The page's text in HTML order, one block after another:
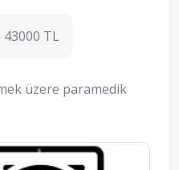
43000 TL
üzere paramedik